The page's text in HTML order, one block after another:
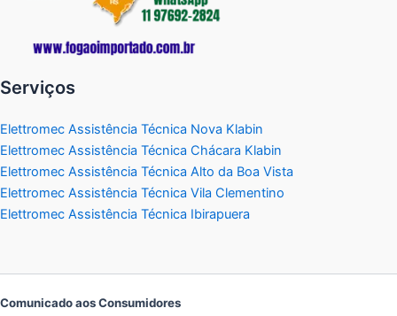
Serviços
Elettromec Assistência Técnica Nova Klabin
Elettromec Assistência Técnica Chácara Klabin
Elettromec Assistência Técnica Alto da Boa Vista
Elettromec Assistência Técnica Vila Clementino
Elettromec Assistência Técnica Ibirapuera
Comunicado aos Consumidores